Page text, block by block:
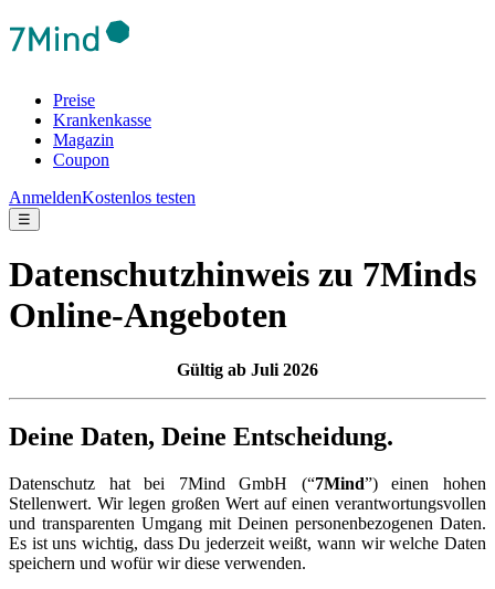
Preise
Krankenkasse
Magazin
Coupon
AnmeldenKostenlos testen
☰
Datenschutzhinweis zu 7Minds
Online-Angeboten
Gültig ab Juli 2026
Deine Daten, Deine Entscheidung.
Datenschutz hat bei 7Mind GmbH (“7Mind”) einen hohen
Stellenwert. Wir legen großen Wert auf einen verantwortungsvollen
und transparenten Umgang mit Deinen personenbezogenen Daten.
Es ist uns wichtig, dass Du jederzeit weißt, wann wir welche Daten
speichern und wofür wir diese verwenden.